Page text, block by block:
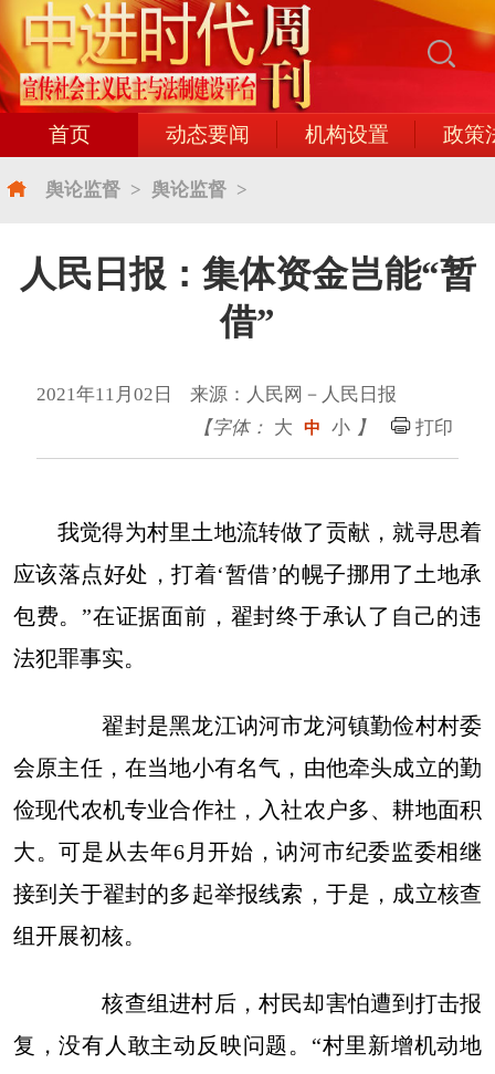
首页 动态要闻 机构设置 政策
舆论监督 > 舆论监督 >
人民日报：集体资金岂能“暂
借”
2021年11月02日 来源：人民网－人民日报
【字体： 大 中 小 】 打印
我觉得为村里土地流转做了贡献，就寻思着
应该落点好处，打着‘暂借’的幌子挪用了土地承
包费。”在证据面前，翟封终于承认了自己的违
法犯罪事实。
翟封是黑龙江讷河市龙河镇勤俭村村委
会原主任，在当地小有名气，由他牵头成立的勤
俭现代农机专业合作社，入社农户多、耕地面积
大。可是从去年6月开始，讷河市纪委监委相继
接到关于翟封的多起举报线索，于是，成立核查
组开展初核。
核查组进村后，村民却害怕遭到打击报
复，没有人敢主动反映问题。“村里新增机动地